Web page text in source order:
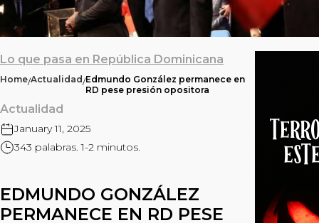
Lo que pasa en República Dominicana
Home/Actualidad/Edmundo González permanece en
RD pese presión opositora
Actualidad
January 11, 2025
343 palabras. 1-2 minutos.
EDMUNDO GONZÁLEZ
PERMANECE EN RD PESE